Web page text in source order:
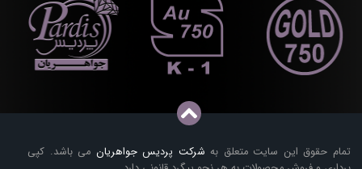
تمام حقوق این سایت متعلق به شرکت پردیس جواهریان می باشد. کپی